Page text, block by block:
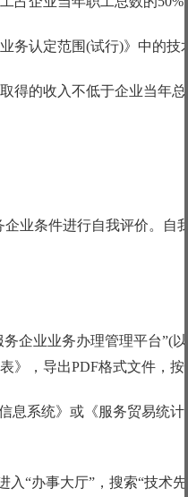
务认定范围(试行)》中的
得的收入不低于企业当年
业条件进行自我评价。
企业业务办理管理平台”(
》，导出PDF格式文件，
息系统》或《服务贸易统
入“办事大厅”，搜索“技术